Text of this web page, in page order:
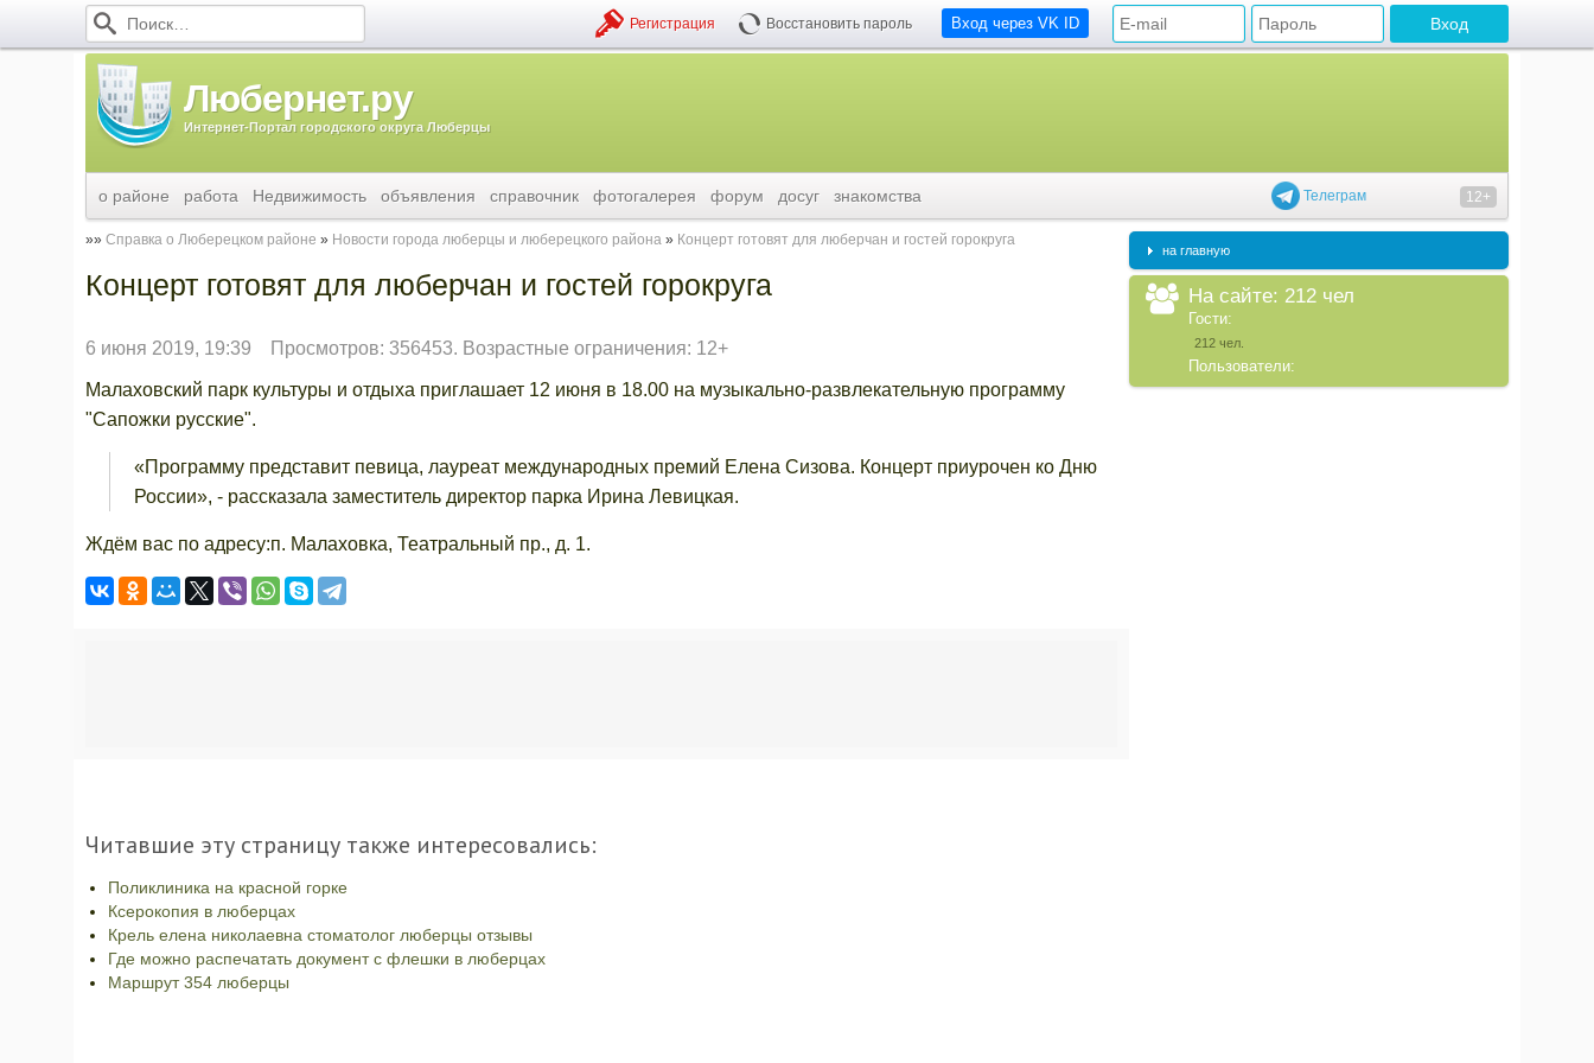
Вход через VK ID
Регистрация Восстановить пароль
Любернет.ру
Интернет-Портал городского округа Люберцы
Телеграм 12+
о районе работа Недвижимость объявления справочник фотогалерея форум досуг знакомства
Справка о Люберецком районе Новости города люберцы и люберецкого района Концерт готовят для люберчан и гостей горокруга
Концерт готовят для люберчан и гостей горокруга
6 июня 2019, 19:39 Просмотров: 356453. Возрастные ограничения: 12+
Малаховский парк культуры и отдыха приглашает 12 июня в 18.00 на музыкально-развлекательную программу
"Сапожки русские".
«Программу представит певица, лауреат международных премий Елена Сизова. Концерт приурочен ко Дню
России», - рассказала заместитель директор парка Ирина Левицкая.
Ждём вас по адресу:п. Малаховка, Театральный пр., д. 1.
Читавшие эту страницу также интересовались:
Поликлиника на красной горке
Ксерокопия в люберцах
Крель елена николаевна стоматолог люберцы отзывы
Где можно распечатать документ с флешки в люберцах
Маршрут 354 люберцы
на главную
На сайте: 212 чел
Гости:
212 чел.
Пользователи: